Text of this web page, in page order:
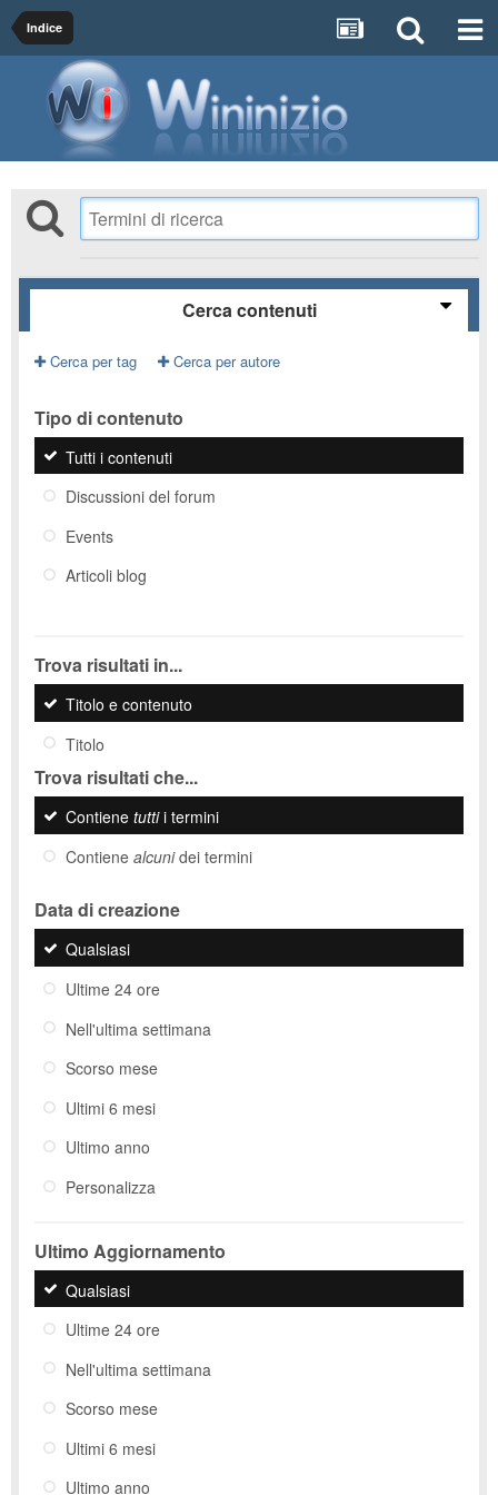
Indice
Cerca contenuti
Cerca per tag Cerca per autore
Tipo di contenuto
Tutti i contenuti
Discussioni del forum
Events
Articoli blog
Trova risultati in...
Titolo e contenuto
Titolo
Trova risultati che...
Contiene tuttii termini
Contiene alcunidei termini
Data di creazione
Qualsiasi
Ultime 24 ore
Nell'ultima settimana
Scorso mese
Ultimi 6 mesi
Ultimo anno
Personalizza
Ultimo Aggiornamento
Qualsiasi
Ultime 24 ore
Nell'ultima settimana
Scorso mese
Ultimi 6 mesi
Ultimo anno